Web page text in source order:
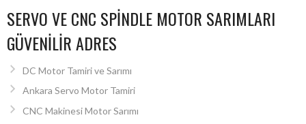
SERVO VE CNC SPINDLE MOTOR SARIMLARI
GÜVENILIR ADRES
DC Motor Tamiri ve Sarımı
Ankara Servo Motor Tamiri
CNC Makinesi Motor Sarımı